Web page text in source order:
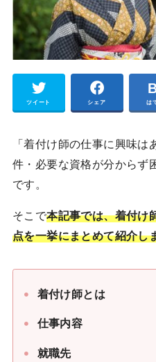
ツイート シェア は
「着付け師の仕事に興味
件・必要な資格が分からず
です。
そこで本記事では、着付け
点を一挙にまとめて紹介し
着付け師とは
仕事内容
就職先